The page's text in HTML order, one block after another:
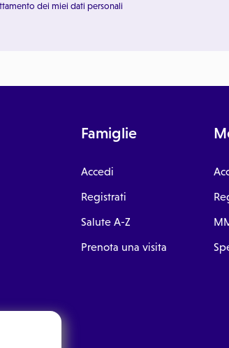
dei miei dati personali
Famiglie
Accedi
Registrati
Salute A-Z
Prenota una visita